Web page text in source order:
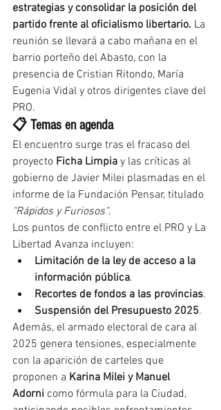
estrategias y consolidar la posición del
partido frente al oficialismo libertario. La
reunión se llevará a cabo mañana en el
barrio porteño del Abasto, con la
presencia de Cristian Ritondo, María
Eugenia Vidal y otros dirigentes clave del
PRO.
📋 Temas en agenda
El encuentro surge tras el fracaso del
proyecto Ficha Limpia y las críticas al
gobierno de Javier Milei plasmadas en el
informe de la Fundación Pensar, titulado
"Rápidos y Furiosos".
Los puntos de conflicto entre el PRO y La
Libertad Avanza incluyen:
Limitación de la ley de acceso a la
información pública.
Recortes de fondos a las provincias.
Suspensión del Presupuesto 2025.
Además, el armado electoral de cara al
2025 genera tensiones, especialmente
con la aparición de carteles que
proponen a Karina Milei y Manuel
Adorni como fórmula para la Ciudad,